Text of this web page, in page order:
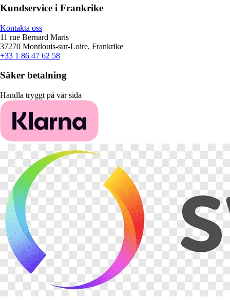
Kundservice i Frankrike
Kontakta oss
11 rue Bernard Maris
37270 Montlouis-sur-Loire, Frankrike
+33 1 86 47 62 58
Säker betalning
Handla tryggt på vår sida